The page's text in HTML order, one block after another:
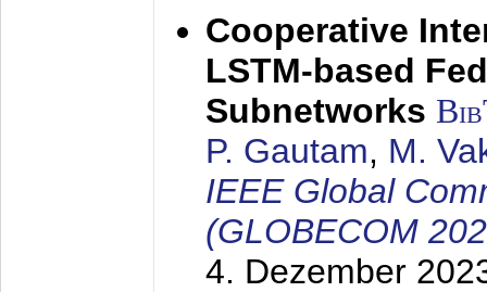
Cooperative
LSTM-based
Subnetworks
P. Gautam, M.
IEEE Global
(GLOBECOM
4. Dezember